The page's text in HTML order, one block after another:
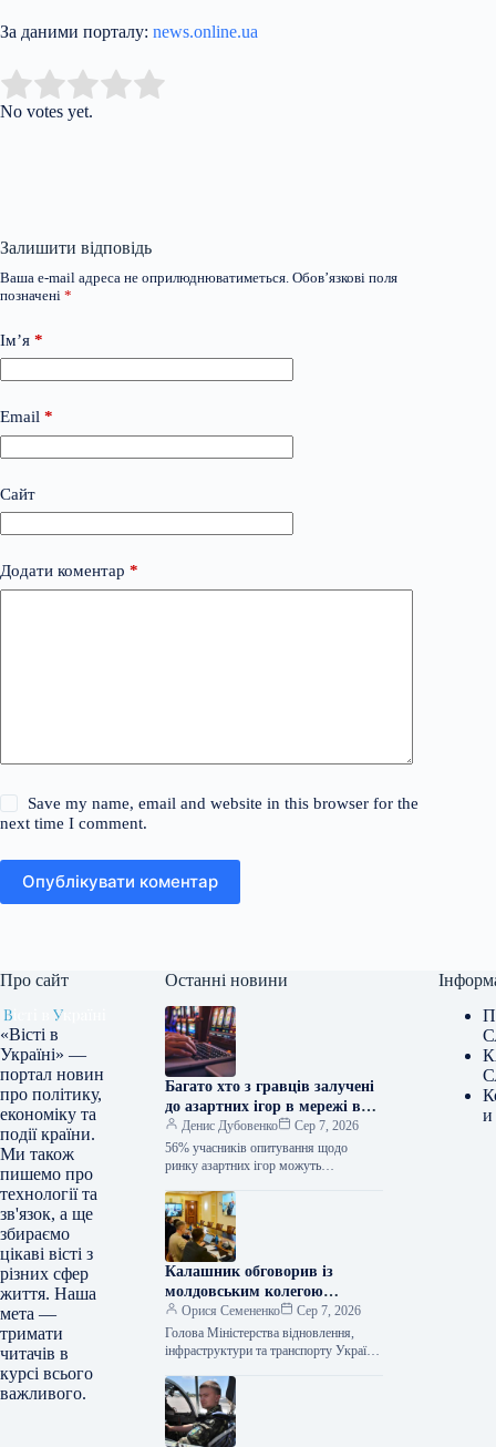
За даними порталу: news.online.ua
Rate this item:
No votes yet.
Залишити відповідь
Ваша e-mail адреса не оприлюднюватиметься. Обов’язкові поля
позначені *
Ім’я *
Email *
Сайт
Додати коментар *
Save my name, email and website in this browser for the
next time I comment.
Опублікувати коментар
Про сайт
«Вісті в
Україні» —
портал новин
про політику,
економіку та
події країни.
Ми також
пишемо про
технології та
зв'язок, а ще
збираємо
цікаві вісті з
різних сфер
життя. Наша
мета —
тримати
читачів в
курсі всього
важливого.
Останні новини
Багато хто з гравців залучені
до азартних ігор в мережі вже
понад чотири роки.
Денис Дубовенко
Сер 7, 2026
56% учасників опитування щодо
ринку азартних ігор можуть
казино понад чотири роки, 73%
аудиторії складають чоловіки.…
Калашник обговорив із
молдовським колегою
розробку альтернативних
логістичних шляхів.
Орися Семененко
Сер 7, 2026
Голова Міністерства відновлення,
інфраструктури та транспорту України
зустріч з віцепрем’єр-міністром –
міністром інфраструктури та
регіонального розвитку Республіки…
и